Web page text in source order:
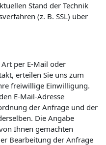
Stand der Technik
(z. B. SSL) über
per E-Mail oder
erteilen Sie uns zum
freiwillige Einwilligung.
E-Mail-Adresse
der Anfrage und der
Die Angabe
Ihnen gemachten
Bearbeitung der Anfrage